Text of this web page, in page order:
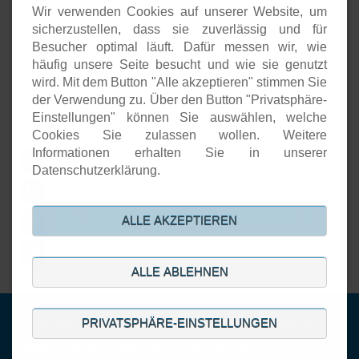
Unternehmenspräsenzen
Software-Entwicklung
Onlineshops
Open-Source-Support
Aktuelles
24.
JUL
Open Source basierte SIEM-Systeme im Vergleich
DiStEL-Projekts bei Bosch in Renningen stand im Scope der
PMD-X-Durchstichprojekte
JUN
© Copyright 2001-2026. DECOIT GmbH & Co. KG. All rights reserved.
Wir verwenden Cookies auf unserer Website, um
sicherzustellen, dass sie zuverlässig und für
Besucher optimal läuft. Dafür messen wir, wie
häufig unsere Seite besucht und wie sie genutzt
wird. Mit dem Button "Alle akzeptieren" stimmen Sie
der Verwendung zu. Über den Button "Privatsphäre-
Einstellungen" können Sie auswählen, welche
Cookies Sie zulassen wollen. Weitere
Informationen erhalten Sie in unserer
Datenschutzerklärung.
ALLE AKZEPTIEREN
ALLE ABLEHNEN
PRIVATSPHÄRE-EINSTELLUNGEN